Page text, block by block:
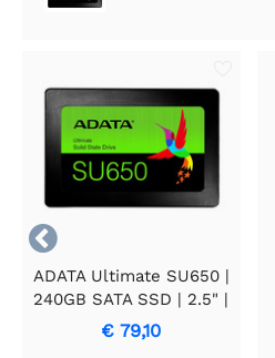

ADATA Ultimate SU650 |
240GB SATA SSD | 2.5" |
500 MB/s lezen | 450
MB/s schrijven
€ 79,10